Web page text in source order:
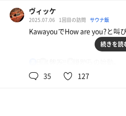
保たれていて過ごしやすいサウ
分の砂時計⏳、12分時計あり🕰️
けども、ヒーリングミュージッ
みのある感じでかなりリラッ
ィヒタもあってヴィヒタ用の
るけどテレビもついていて、リ
消したり音も小さくしたりって
でもサウナとしては入りやす
てランプの宿へ。
今回はHOの半額クーポンで入
池田支配人が現れて、カジュア
まあ今日は土曜日なので一番
ヴィッケ
2025.07.06 1回目の訪問 サウナ飯
KawayouでHow are you?と叫
出掛けにスタッフから声を掛け
み‼️』と答えて振り切る。
続きを読
35 127